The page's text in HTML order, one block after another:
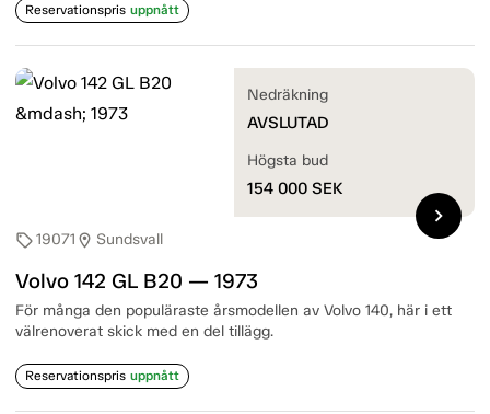
Reservationspris uppnått
sell19071 location_on Sundsvall
Volvo 142 GL B20 — 1973
För många den populäraste årsmodellen av Volvo 140, här i ett
välrenoverat skick med en del tillägg.
Reservationspris uppnått
Nedräkning
AVSLUTAD
Högsta bud
154 000 SEK
chevron_right